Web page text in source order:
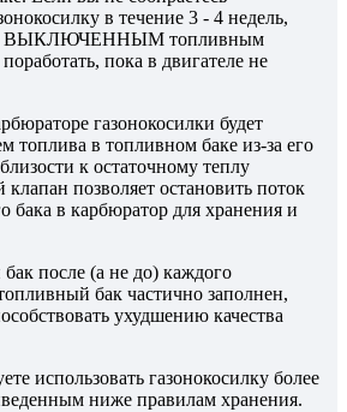
в течение 3 - 4 недель,
с ВЫКЛЮЧЕННЫМ топливным
пока в двигателе не
газонокосилки будет
топлива в топливном баке из-за его
к остаточному теплу
позволяет остановить поток
бака в карбюратор для хранения и
после (а не до) каждого
бак частично заполнен,
ухудшению качества
использовать газонокосилку более
ниже правилам хранения.